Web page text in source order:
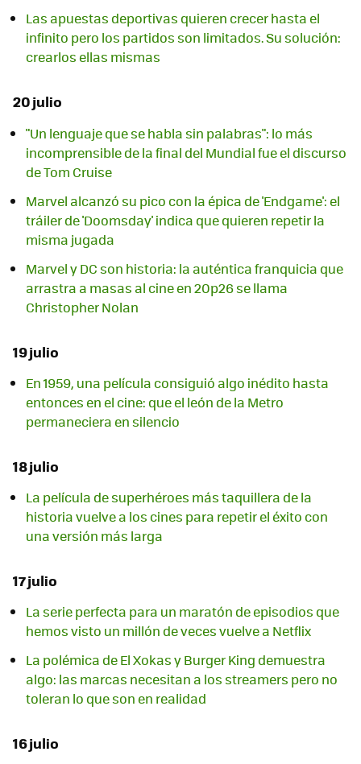
Las apuestas deportivas quieren crecer hasta el
infinito pero los partidos son limitados. Su solución:
crearlos ellas mismas
20 julio
"Un lenguaje que se habla sin palabras": lo más
incomprensible de la final del Mundial fue el discurso
de Tom Cruise
Marvel alcanzó su pico con la épica de 'Endgame': el
tráiler de 'Doomsday' indica que quieren repetir la
misma jugada
Marvel y DC son historia: la auténtica franquicia que
arrastra a masas al cine en 20p26 se llama
Christopher Nolan
19 julio
En 1959, una película consiguió algo inédito hasta
entonces en el cine: que el león de la Metro
permaneciera en silencio
18 julio
La película de superhéroes más taquillera de la
historia vuelve a los cines para repetir el éxito con
una versión más larga
17 julio
La serie perfecta para un maratón de episodios que
hemos visto un millón de veces vuelve a Netflix
La polémica de El Xokas y Burger King demuestra
algo: las marcas necesitan a los streamers pero no
toleran lo que son en realidad
16 julio